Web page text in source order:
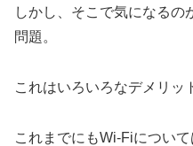
しかし、そこで気になるの
問題。
これはいろいろなデメリッ
これまでにもWi-Fiについ